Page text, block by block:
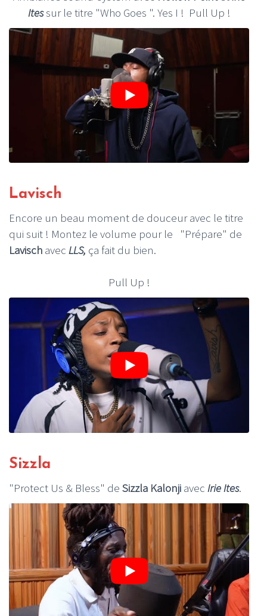
Itessur le titre "Who Goes ". Yes I ! Pull Up !
Lavisch
Encore un beau moment de douceur avec le titre
qui suit ! Montez le volume pour le "Prépare" de
Lavisch avec LLS, ça fait du bien.
Pull Up !
Sizzla
"Protect Us & Bless" de Sizzla Kalonji avec Irie Ites.